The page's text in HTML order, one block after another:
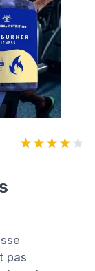
★★★★★
★★★★★
pas